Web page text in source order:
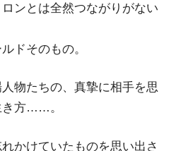
ンとは全然つながりがない
ドそのもの。
物たちの、真摯に相手を思
き方……。
かけていたものを思い出さ